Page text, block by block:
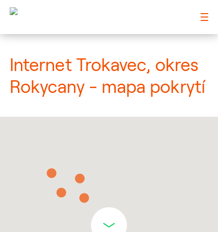
Internet Trokavec, okres
Rokycany - mapa pokrytí
: Mapa pokrytí město